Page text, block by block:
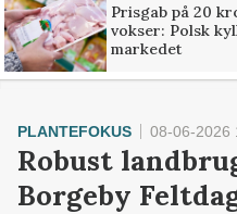
Prisgab på 20
vokser: Polsk
markedet
PLANTEFOKUS 08-06-2026
Robust
Borgeby